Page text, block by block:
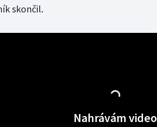
skončil.
Nahrávám video